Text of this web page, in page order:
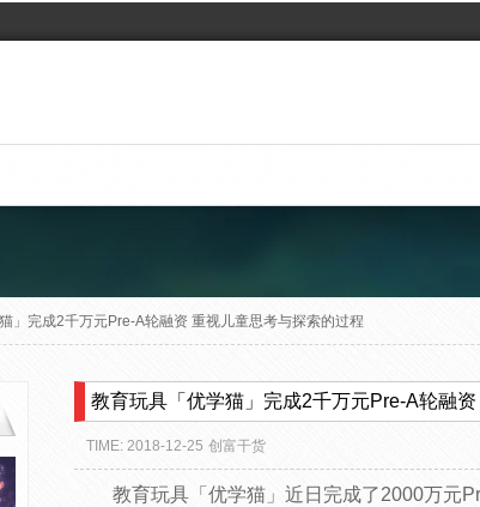
」完成2千万元Pre-A轮融资 重视儿童思考与探索的过程
教育玩具「优学猫」完成2千万元Pre-A轮融
TIME: 2018-12-25 创富干货
教育玩具「优学猫」近日完成了2000万元